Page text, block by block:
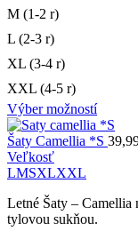
M (1-2 r)
L (2-3 r)
XL (3-4 r)
XXL (4-5 r)
Výber možností
Šaty Camellia *S
Veľkosť
LMSXLXXL
Letné Šaty – Camellia
tylovou sukňou.